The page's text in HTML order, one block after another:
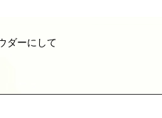
ダーにして